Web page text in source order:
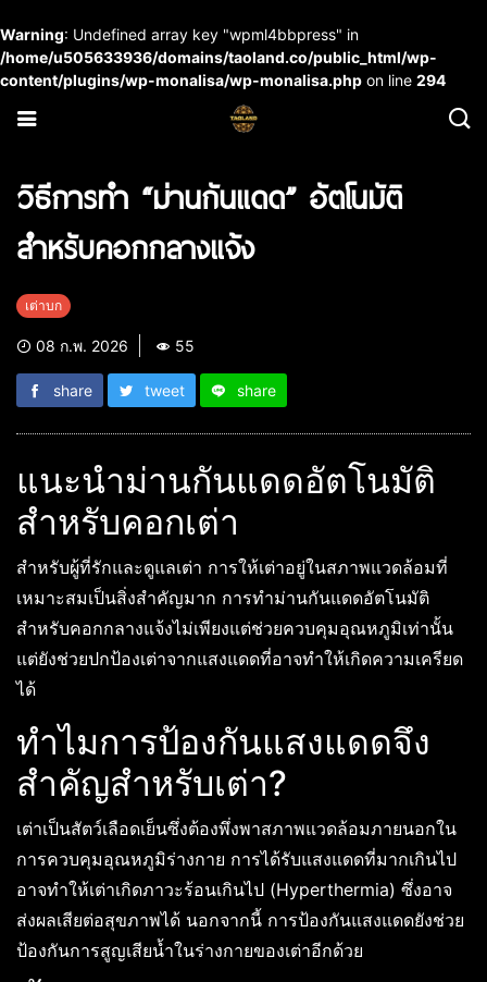
Warning: Undefined array key "wpml4bbpress" in
/home/u505633936/domains/taoland.co/public_html/wp-
content/plugins/wp-monalisa/wp-monalisa.php on line 294
วิธีการทำ “ม่านกันแดด” อัตโนมัติ
สำหรับคอกกลางแจ้ง
เต่าบก
08 ก.พ. 2026 55
share tweet share
แนะนำม่านกันแดดอัตโนมัติ
สำหรับคอกเต่า
สำหรับผู้ที่รักและดูแลเต่า การให้เต่าอยู่ในสภาพแวดล้อมที่
เหมาะสมเป็นสิ่งสำคัญมาก การทำม่านกันแดดอัตโนมัติ
สำหรับคอกกลางแจ้งไม่เพียงแต่ช่วยควบคุมอุณหภูมิเท่านั้น
แต่ยังช่วยปกป้องเต่าจากแสงแดดที่อาจทำให้เกิดความเครียด
ได้
ทำไมการป้องกันแสงแดดจึง
สำคัญสำหรับเต่า?
เต่าเป็นสัตว์เลือดเย็นซึ่งต้องพึ่งพาสภาพแวดล้อมภายนอกใน
การควบคุมอุณหภูมิร่างกาย การได้รับแสงแดดที่มากเกินไป
อาจทำให้เต่าเกิดภาวะร้อนเกินไป (Hyperthermia) ซึ่งอาจ
ส่งผลเสียต่อสุขภาพได้ นอกจากนี้ การป้องกันแสงแดดยังช่วย
ป้องกันการสูญเสียน้ำในร่างกายของเต่าอีกด้วย